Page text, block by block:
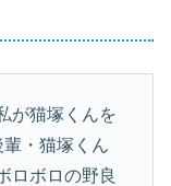
が猫塚くんを
・猫塚くん
ロボロの野良